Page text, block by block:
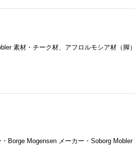
素材・チーク材、アフロルモシア材（脚
Borge Mogensen メーカー・Soborg Mobler